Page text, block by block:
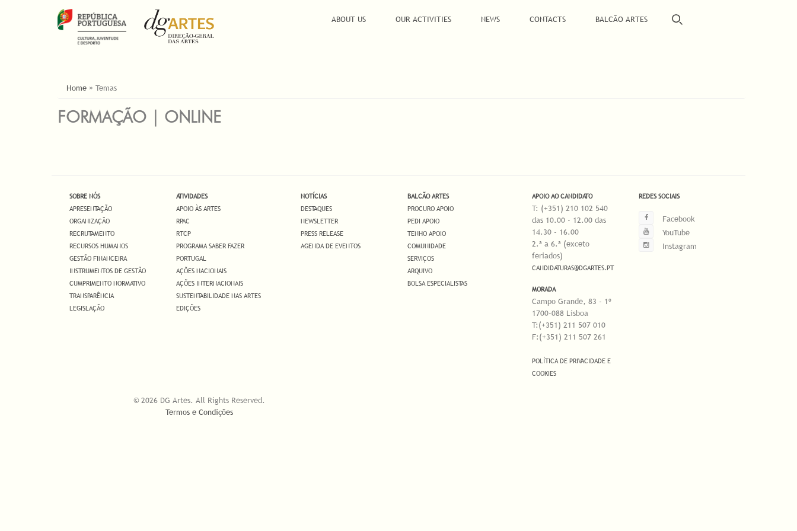
ABOUT US OUR ACTIVITIES NEWS CONTACTS BALCÃO ARTES
YOU ARE HERE
Home » Temas
FORMAÇÃO | ONLINE
SOBRE NÓS
APRESENTAÇÃO
ORGANIZAÇÃO
RECRUTAMENTO
RECURSOS HUMANOS
GESTÃO FINANCEIRA
INSTRUMENTOS DE GESTÃO
CUMPRIMENTO NORMATIVO
TRANSPARÊNCIA
LEGISLAÇÃO
ATIVIDADES
APOIO ÀS ARTES
RPAC
RTCP
PROGRAMA SABER FAZER
PORTUGAL
AÇÕES NACIONAIS
AÇÕES INTERNACIONAIS
SUSTENTABILIDADE NAS ARTES
EDIÇÕES
NOTÍCIAS
DESTAQUES
NEWSLETTER
PRESS RELEASE
AGENDA DE EVENTOS
BALCÃO ARTES
PROCURO APOIO
PEDI APOIO
TENHO APOIO
COMUNIDADE
SERVIÇOS
ARQUIVO
BOLSA ESPECIALISTAS
APOIO AO CANDIDATO
T: (+351) 210 102 540
das 10.00 - 12.00 das
14.30 - 16.00
2.ª a 6.ª (exceto
feriados)
CANDIDATURAS@DGARTES.PT
MORADA
Campo Grande, 83 - 1º
1700-088 Lisboa
T:(+351) 211 507 010
F:(+351) 211 507 261
POLÍTICA DE PRIVACIDADE E
COOKIES
REDES SOCIAIS
Facebook
YouTube
Instagram
© 2026 DG Artes. All Rights Reserved.
Termos e Condições